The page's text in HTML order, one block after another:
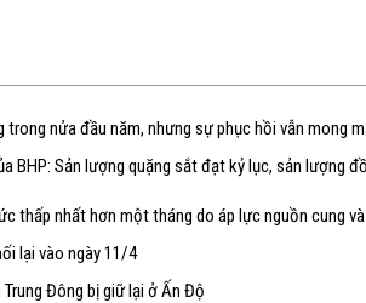
nửa đầu năm, nhưng sự phục hồi vẫn mong
BHP: Sản lượng quặng sắt đạt kỷ lục, sản lượng
thấp nhất hơn một tháng do áp lực nguồn cung
lại vào ngày 11/4
Đông bị giữ lại ở Ấn Độ